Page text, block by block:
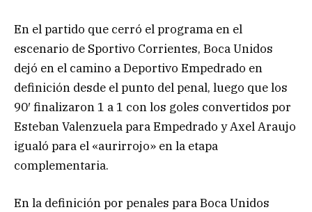
En el partido que cerró el programa en el
escenario de Sportivo Corrientes, Boca Unidos
dejó en el camino a Deportivo Empedrado en
definición desde el punto del penal, luego que los
90′ finalizaron 1 a 1 con los goles convertidos por
Esteban Valenzuela para Empedrado y Axel Araujo
igualó para el «aurirrojo» en la etapa
complementaria.
En la definición por penales para Boca Unidos